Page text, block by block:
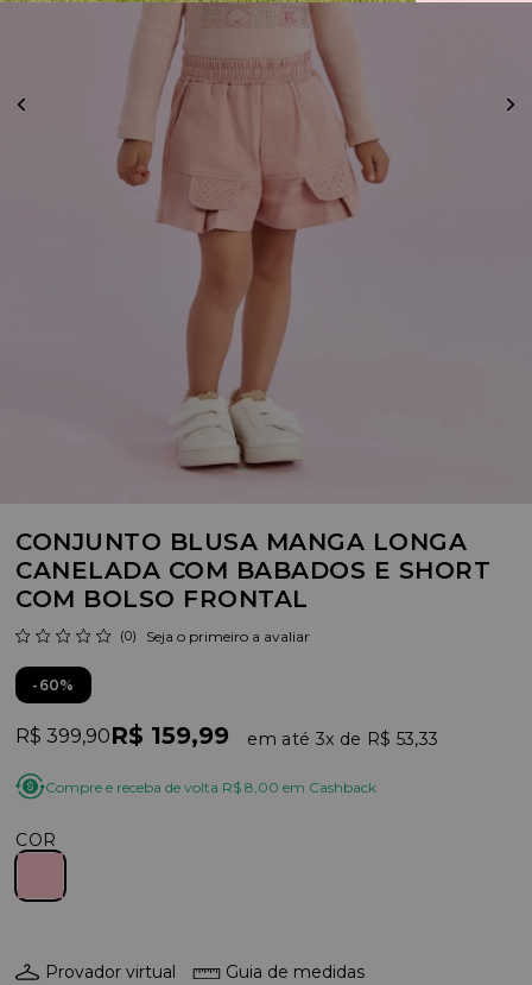
CONJUNTO BLUSA MANGA LONGA
CANELADA COM BABADOS E SHORT
COM BOLSO FRONTAL
(0) Seja o primeiro a avaliar
60%
R$ 399,90R$ 159,99 3x R$ 53,33
Compre e receba de volta R$ 8,00 em Cashback
COR
Provador virtual Guia de medidas